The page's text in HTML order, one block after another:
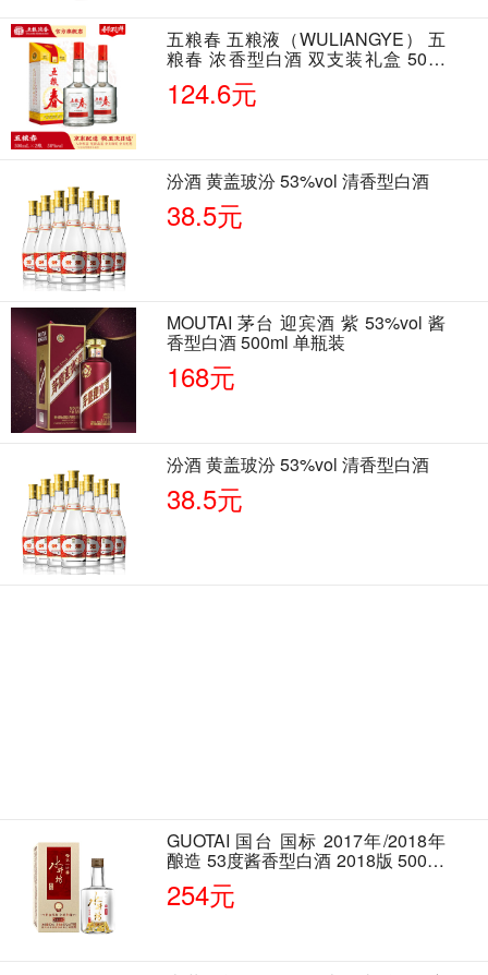
五粮春 五粮液（WULIANGYE） 五
粮春 浓香型白酒 双支装礼盒 50度
500ml*2瓶 含酒具
124.6元
汾酒 黄盖玻汾 53%vol 清香型白酒
38.5元
MOUTAI 茅台 迎宾酒 紫 53%vol 酱
香型白酒 500ml 单瓶装
168元
汾酒 黄盖玻汾 53%vol 清香型白酒
38.5元
GUOTAI 国台 国标 2017年/2018年
酿造 53度酱香型白酒 2018版 500ml
单瓶装
254元